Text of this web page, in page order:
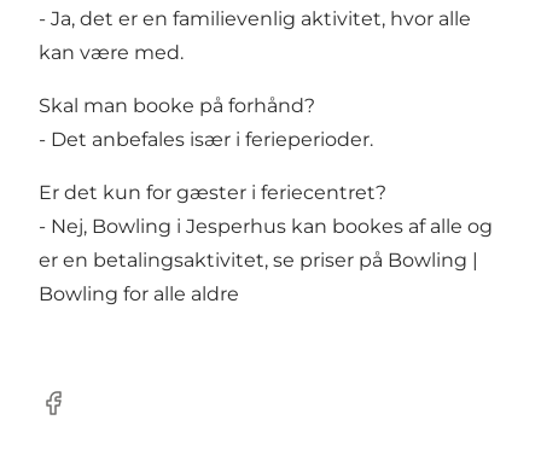
- Ja, det er en familievenlig aktivitet, hvor alle
kan være med.
Skal man booke på forhånd?
- Det anbefales især i ferieperioder.
Er det kun for gæster i feriecentret?
- Nej, Bowling i Jesperhus kan bookes af alle og
er en betalingsaktivitet, se priser på Bowling |
Bowling for alle aldre
Facebook